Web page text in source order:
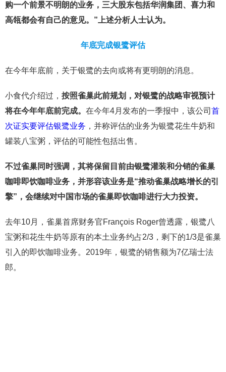
购一个前景不明朗的业务，三大股东包括华润集团、喜力和
高瓴都会有自己的意见。”上述分析人士认为。
年底完成银鹭评估
在今年年底前，关于银鹭的去向或将有更明朗的消息。
小食代介绍过， 按照雀巢此前规划，对银鹭的战略审视预计
将在今年年底前完成。 在今年4月发布的一季报中，该公司 首
次证实要评估银鹭业务 ，并称评估的业务为银鹭花生牛奶和
罐装八宝粥，评估的可能性包括出售。
不过雀巢同时强调，其将保留目前由银鹭灌装和分销的雀巢
咖啡即饮咖啡业务，并形容该业务是“推动雀巢战略增长的引
擎”，会继续对中国市场的雀巢即饮咖啡进行大力投资。
去年10月，雀巢首席财务官François Roger曾透露，银鹭八
宝粥和花生牛奶等原有的本土业务约占2/3，剩下的1/3是雀巢
引入的即饮咖啡业务。2019年，银鹭的销售额为7亿瑞士法
郎。